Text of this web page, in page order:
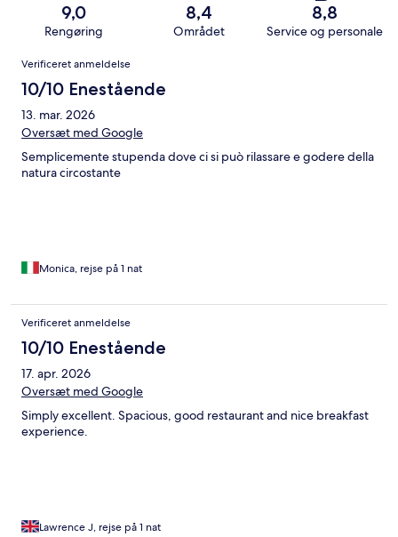
9,0
Rengøring
8,4
Området
8,8
Service og personale
Anmeldelser
Verificeret anmeldelse
10/10 Enestående
13. mar. 2026
Oversæt med Google
Semplicemente stupenda dove ci si può rilassare e godere della
natura circostante
Monica, rejse på 1 nat
Verificeret anmeldelse
10/10 Enestående
17. apr. 2026
Oversæt med Google
Simply excellent. Spacious, good restaurant and nice breakfast
experience.
Lawrence J, rejse på 1 nat